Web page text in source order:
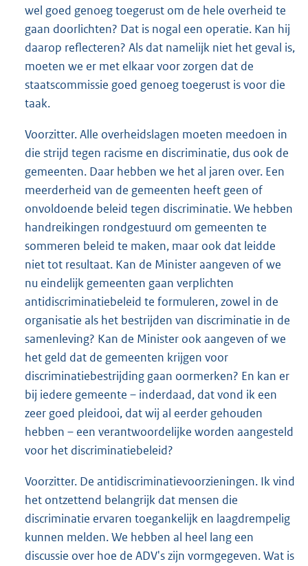
wel goed genoeg toegerust om de hele overheid te
gaan doorlichten? Dat is nogal een operatie. Kan hij
daarop reflecteren? Als dat namelijk niet het geval is,
moeten we er met elkaar voor zorgen dat de
staatscommissie goed genoeg toegerust is voor die
taak.
Voorzitter. Alle overheidslagen moeten meedoen in
die strijd tegen racisme en discriminatie, dus ook de
gemeenten. Daar hebben we het al jaren over. Een
meerderheid van de gemeenten heeft geen of
onvoldoende beleid tegen discriminatie. We hebben
handreikingen rondgestuurd om gemeenten te
sommeren beleid te maken, maar ook dat leidde
niet tot resultaat. Kan de Minister aangeven of we
nu eindelijk gemeenten gaan verplichten
antidiscriminatiebeleid te formuleren, zowel in de
organisatie als het bestrijden van discriminatie in de
samenleving? Kan de Minister ook aangeven of we
het geld dat de gemeenten krijgen voor
discriminatiebestrijding gaan oormerken? En kan er
bij iedere gemeente – inderdaad, dat vond ik een
zeer goed pleidooi, dat wij al eerder gehouden
hebben – een verantwoordelijke worden aangesteld
voor het discriminatiebeleid?
Voorzitter. De antidiscriminatievoorzieningen. Ik vind
het ontzettend belangrijk dat mensen die
discriminatie ervaren toegankelijk en laagdrempelig
kunnen melden. We hebben al heel lang een
discussie over hoe de ADV's zijn vormgegeven. Wat is